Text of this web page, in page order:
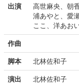
出演
高世麻央、朝
浦あやと、愛
ここ、洋あお
作曲
脚本 北林佐和子
演出 北林佐和子